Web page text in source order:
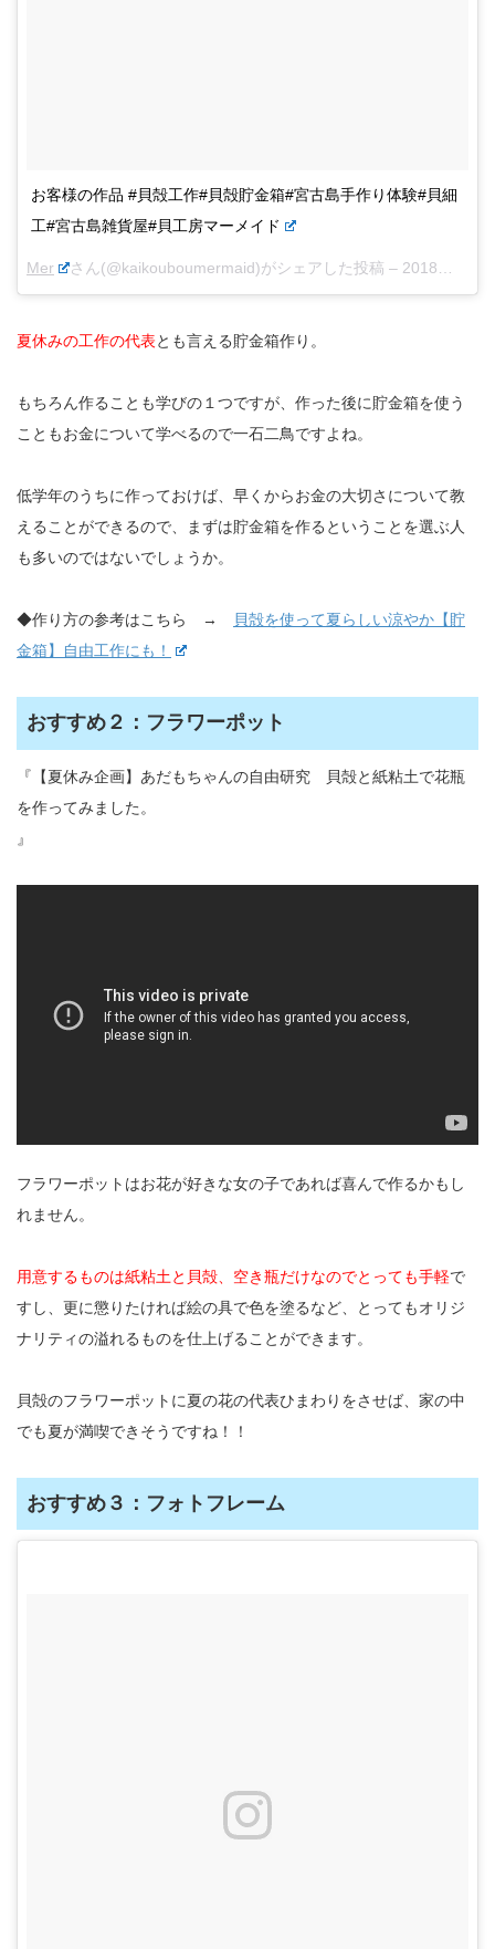
お客様の作品 #貝殻工作#貝殻貯金箱#宮古島手作り体験#貝細
工#宮古島雑貨屋#貝工房マーメイド
Mer さん(@kaikouboumermaid)がシェアした投稿 – 2018年 4月月8日午前4時20分PDT
夏休みの工作の代表とも言える貯金箱作り。
もちろん作ることも学びの１つですが、作った後に貯金箱を使う
こともお金について学べるので一石二鳥ですよね。
低学年のうちに作っておけば、早くからお金の大切さについて教
えることができるので、まずは貯金箱を作るということを選ぶ人
も多いのではないでしょうか。
◆作り方の参考はこちら →
貝殻を使って夏らしい涼やか【貯
金箱】自由工作にも！
おすすめ２：フラワーポット
『【夏休み企画】あだもちゃんの自由研究 貝殻と紙粘土で花瓶
を作ってみました。
』
フラワーポットはお花が好きな女の子であれば喜んで作るかもし
れません。
用意するものは紙粘土と貝殻、空き瓶だけなのでとっても手軽で
すし、更に懲りたければ絵の具で色を塗るなど、とってもオリジ
ナリティの溢れるものを仕上げることができます。
貝殻のフラワーポットに夏の花の代表ひまわりをさせば、家の中
でも夏が満喫できそうですね！！
おすすめ３：フォトフレーム